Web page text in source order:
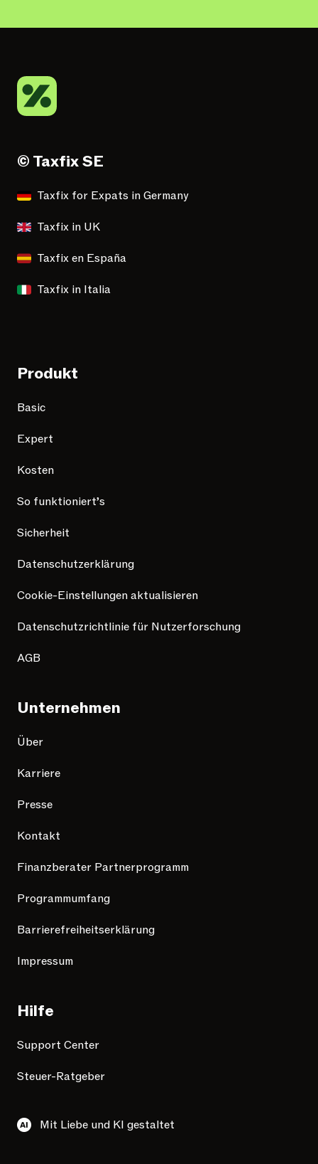
© Taxfix SE
Taxfix for Expats in Germany
Taxfix in UK
Taxfix en España
Taxfix in Italia
Produkt
Basic
Expert
Kosten
So funktioniert’s
Sicherheit
Datenschutzerklärung
Cookie-Einstellungen aktualisieren
Datenschutzrichtlinie für Nutzerforschung
AGB
Unternehmen
Über
Karriere
Presse
Kontakt
Finanzberater Partnerprogramm
Programmumfang
Barrierefreiheitserklärung
Impressum
Hilfe
Support Center
Steuer-Ratgeber
Mit Liebe und KI gestaltet